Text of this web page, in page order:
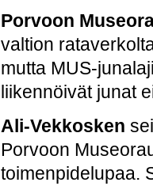
Porvoon
valtion
mutta MUS-
liikennöivät junat
Ali-Vekkosken
Porvoon
toimenpidelupaa.